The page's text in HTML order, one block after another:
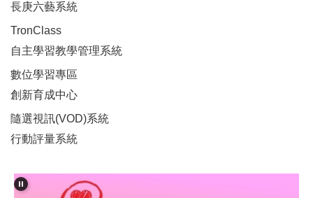
長庚六藝系統
TronClass
自主學習教學管理系統
數位學習專區
創新育成中心
隨選視訊(VOD)系統
行動評量系統